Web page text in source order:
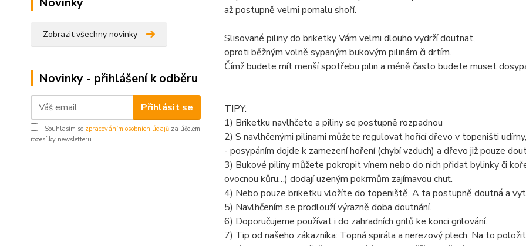
Zobrazit všechny novinky
Novinky - přihlášení k odběru
Přihlásit se
Souhlasím se zpracováním osobních údajů za účelem
rozesílky newsletteru.
až postupně velmi pomalu shoří.
Slisované piliny do briketky Vám velmi dlouho vydrží doutnat,
oproti běžným volně sypaným bukovým pilinám či drtím.
Čímž budete mít menší spotřebu pilin a méně často budete muset
TIPY:
1) Briketku navlhčete a piliny se postupně rozpadnou
2) S navlhčenými pilinami můžete regulovat hořící dřevo v topeništi
- posypáním dojde k zamezení hoření (chybí vzduch) a dřevo již pouze
3) Bukové piliny můžete pokropit vínem nebo do nich přidat bylinky či
ovocnou kůru…) dodají uzeným pokrmům zajímavou chuť.
4) Nebo pouze briketku vložíte do topeniště. A ta postupně doutná a
5) Navlhčením se prodlouží výrazně doba doutnání.
6) Doporučujeme používat i do zahradních grilů ke konci grilování.
7) Tip od našeho zákazníka: Topná spirála a nerezový plech. Na to